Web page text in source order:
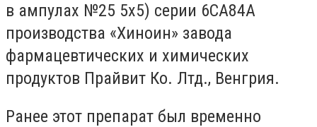
в ампулах №25 5х5) серии 6СА84А
производства «Хиноин» завода
фармацевтических и химических
продуктов Прайвит Ко. Лтд., Венгрия.
Ранее этот препарат был временно